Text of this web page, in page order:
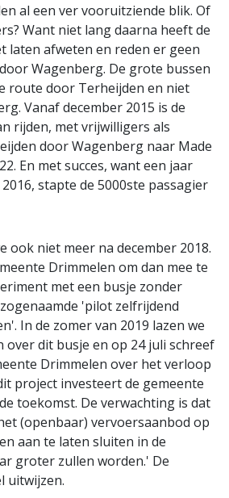
al een ver vooruitziende blik. Of
Want niet lang daarna heeft de
laten afweten en reden er geen
Wagenberg. De grote bussen
route door Terheijden en niet
Vanaf december 2015 is de
rijden, met vrijwilligers als
door Wagenberg naar Made
En met succes, want een jaar
stapte de 5000ste passagier
ook niet meer na december 2018.
Drimmelen om dan mee te
met een busje zonder
'pilot zelfrijdend
In de zomer van 2019 lazen we
over dit busje en op 24 juli schreef
Drimmelen over het verloop
project investeert de gemeente
toekomst. De verwachting is dat
(openbaar) vervoersaanbod op
aan te laten sluiten in de
groter zullen worden.' De
uitwijzen.